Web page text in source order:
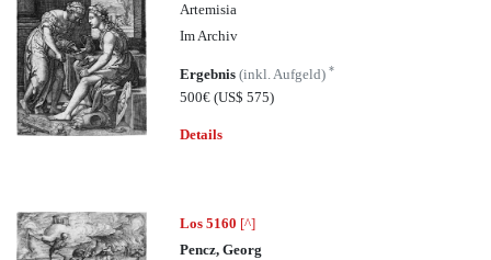
Artemisia
Im Archiv
Ergebnis(inkl. Aufgeld)*
500€(US$ 575)
Details
Los 5160 [^]
Pencz, Georg